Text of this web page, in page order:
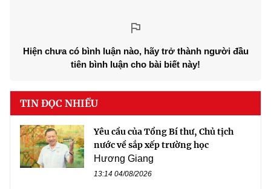
Hiện chưa có bình luận nào, hãy trở thành người đầu
tiên bình luận cho bài biết này!
TIN ĐỌC NHIỀU
Yêu cầu của Tổng Bí thư, Chủ tịch
nước về sắp xếp trường học
Hương Giang
13:14 04/08/2026